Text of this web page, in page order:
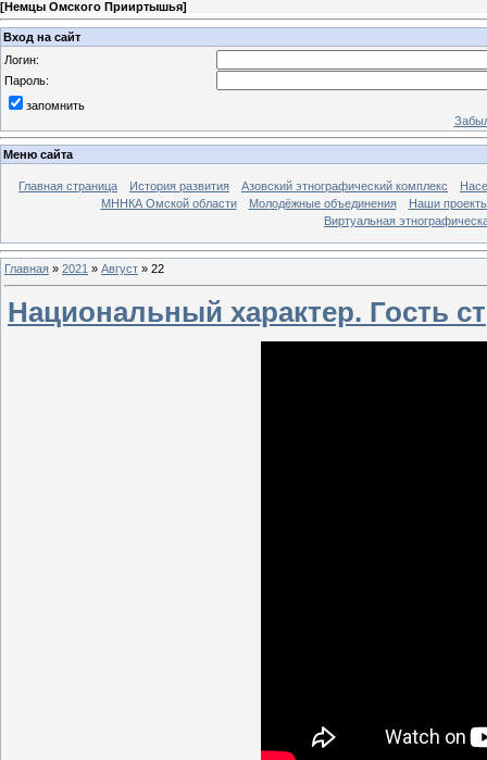
[Немцы Омского Прииртышья]
Вход на сайт
Логин:
Пароль:
запомнить
Меню сайта
Главная страница История развития Азовский этнографический комплекс
МННКА Омской области
Молодёжные объединения
Наши
Виртуальная
Главная » 2021 » Август » 22
Национальный характер. Гость